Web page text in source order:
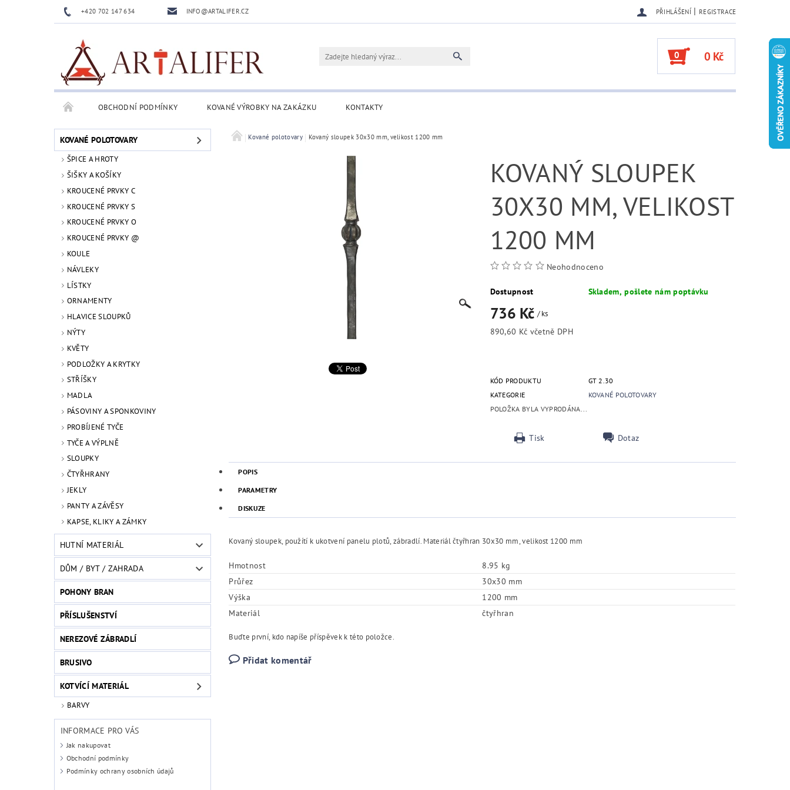
+420 702 147 634 INFO@ARTALIFER.CZ PŘIHLÁŠENÍ | REGISTRACE
0 0 Kč
OBCHODNÍ PODMÍNKY KOVANÉ VÝROBKY NA ZAKÁZKU KONTAKTY
KOVANÉ POLOTOVARY
ŠPICE A HROTY
ŠIŠKY A KOŠÍKY
KROUCENÉ PRVKY C
KROUCENÉ PRVKY S
KROUCENÉ PRVKY O
KROUCENÉ PRVKY @
KOULE
NÁVLEKY
LÍSTKY
ORNAMENTY
HLAVICE SLOUPKŮ
NÝTY
KVĚTY
PODLOŽKY A KRYTKY
STŘÍŠKY
MADLA
PÁSOVINY A SPONKOVINY
PROBÍJENÉ TYČE
TYČE A VÝPLNĚ
SLOUPKY
ČTYŘHRANY
JEKLY
PANTY A ZÁVĚSY
KAPSE, KLIKY A ZÁMKY
HUTNÍ MATERIÁL
DŮM / BYT / ZAHRADA
POHONY BRAN
PŘÍSLUŠENSTVÍ
NEREZOVÉ ZÁBRADLÍ
BRUSIVO
KOTVÍCÍ MATERIÁL
BARVY
INFORMACE PRO VÁS
Jak nakupovat
Obchodní podmínky
Podmínky ochrany osobních údajů
Kované polotovary Kovaný sloupek 30x30 mm, velikost 1200 mm
KOVANÝ SLOUPEK
30X30 MM, VELIKOST
1200 MM
Neohodnoceno
Dostupnost Skladem, pošlete nám poptávku
736 Kč/ ks
890,60 Kč včetně DPH
KÓD PRODUKTU
GT 2.30
KATEGORIE
KOVANÉ POLOTOVARY
POLOŽKA BYLA VYPRODÁNA...
Tisk Dotaz
POPIS
PARAMETRY
DISKUZE
Kovaný sloupek, použítí k ukotvení panelu plotů, zábradlí. Materiál čtyřhran 30x30 mm, velikost 1200 mm
Hmotnost
8.95 kg
Průřez
30x30 mm
Výška
1200 mm
Materiál
čtyřhran
Buďte první, kdo napíše příspěvek k této položce.
Přidat komentář